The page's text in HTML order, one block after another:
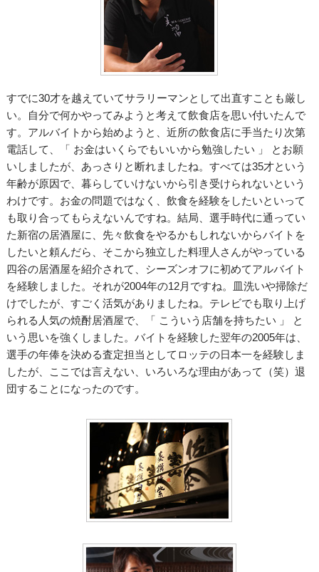
すでに30才を越えていてサラリーマンとして出直すことも厳し
い。自分で何かやってみようと考えて飲食店を思い付いたんで
す。アルバイトから始めようと、近所の飲食店に手当たり次第
電話して、「 お金はいくらでもいいから勉強したい 」 とお願
いしましたが、あっさりと断れましたね。すべては35才という
年齢が原因で、暮らしていけないから引き受けられないという
わけです。お金の問題ではなく、飲食を経験をしたいといって
も取り合ってもらえないんですね。結局、選手時代に通ってい
た新宿の居酒屋に、先々飲食をやるかもしれないからバイトを
したいと頼んだら、そこから独立した料理人さんがやっている
四谷の居酒屋を紹介されて、シーズンオフに初めてアルバイト
を経験しました。それが2004年の12月ですね。皿洗いや掃除だ
けでしたが、すごく活気がありましたね。テレビでも取り上げ
られる人気の焼酎居酒屋で、「 こういう店舗を持ちたい 」 と
いう思いを強くしました。バイトを経験した翌年の2005年は、
選手の年俸を決める査定担当としてロッテの日本一を経験しま
したが、ここでは言えない、いろいろな理由があって（笑）退
団することになったのです。